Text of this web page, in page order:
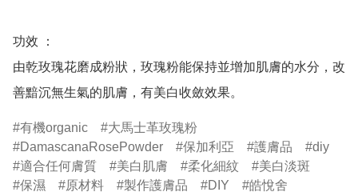
功效 ：
由乾玫瑰花磨成粉狀，玫瑰粉能保持並增加肌膚的水分，改
善黯沉無生氣的肌膚，有美白收斂效果。
有機organic
大馬士革玫瑰粉
DamascanaRosePowder
保加利亞 護膚品
diy
適合任何膚質
美白肌膚 柔化細紋
美白淡斑
保濕
原材料 製作護膚品 DIY
皓悅舍